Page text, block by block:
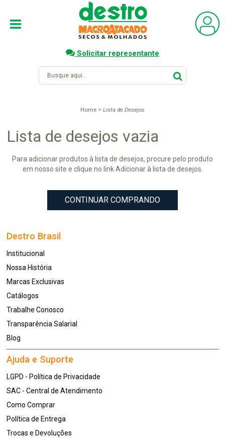
Solicitar representante
Home Lista de Desejos
Lista de desejos vazia
Para adicionar produtos à lista de desejos, procure pelo produto
em nosso site e clique no link Adicionar à lista de desejos.
CONTINUAR COMPRANDO
Destro Brasil
Institucional
Nossa História
Marcas Exclusivas
Catálogos
Trabalhe Conosco
Transparência Salarial
Blog
Ajuda e Suporte
LGPD - Política de Privacidade
SAC - Central de Atendimento
Como Comprar
Política de Entrega
Trocas e Devoluções